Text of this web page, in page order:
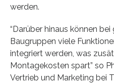
werden.
“Darüber hinaus können
Baugruppen viele
integriert werden, was
Montagekosten spart” so
Vertrieb und Marketing bei